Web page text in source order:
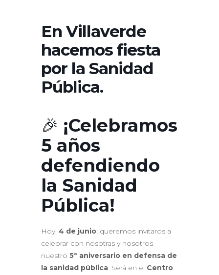
En Villaverde
hacemos fiesta
por la Sanidad
Pública.
🎉 ¡Celebramos
5 años
defendiendo
la Sanidad
Pública!
Hoy, 4 de junio, queremos invitaros a
celebrar con nosotras y nosotros
nuestro 5º aniversario en defensa de
la sanidad pública. Será en el Centro